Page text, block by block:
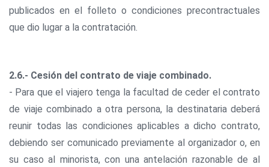
publicados en el folleto o condiciones precontractuales
que dio lugar a la contratación.
2.6.- Cesión del contrato de viaje combinado.
- Para que el viajero tenga la facultad de ceder el contrato
de viaje combinado a otra persona, la destinataria deberá
reunir todas las condiciones aplicables a dicho contrato,
debiendo ser comunicado previamente al organizador o, en
su caso al minorista, con una antelación razonable de al